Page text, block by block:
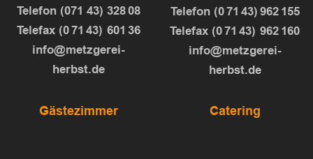
Telefon (071 43) 328 08
Telefax (0 71 43) 601 36
info@metzgerei-
herbst.de
Telefon (0 71 43) 962 155
Telefax (0 71 43) 962 160
info@metzgerei-
herbst.de
Gästezimmer Catering